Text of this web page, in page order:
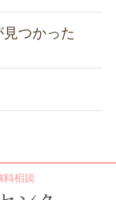
つかった